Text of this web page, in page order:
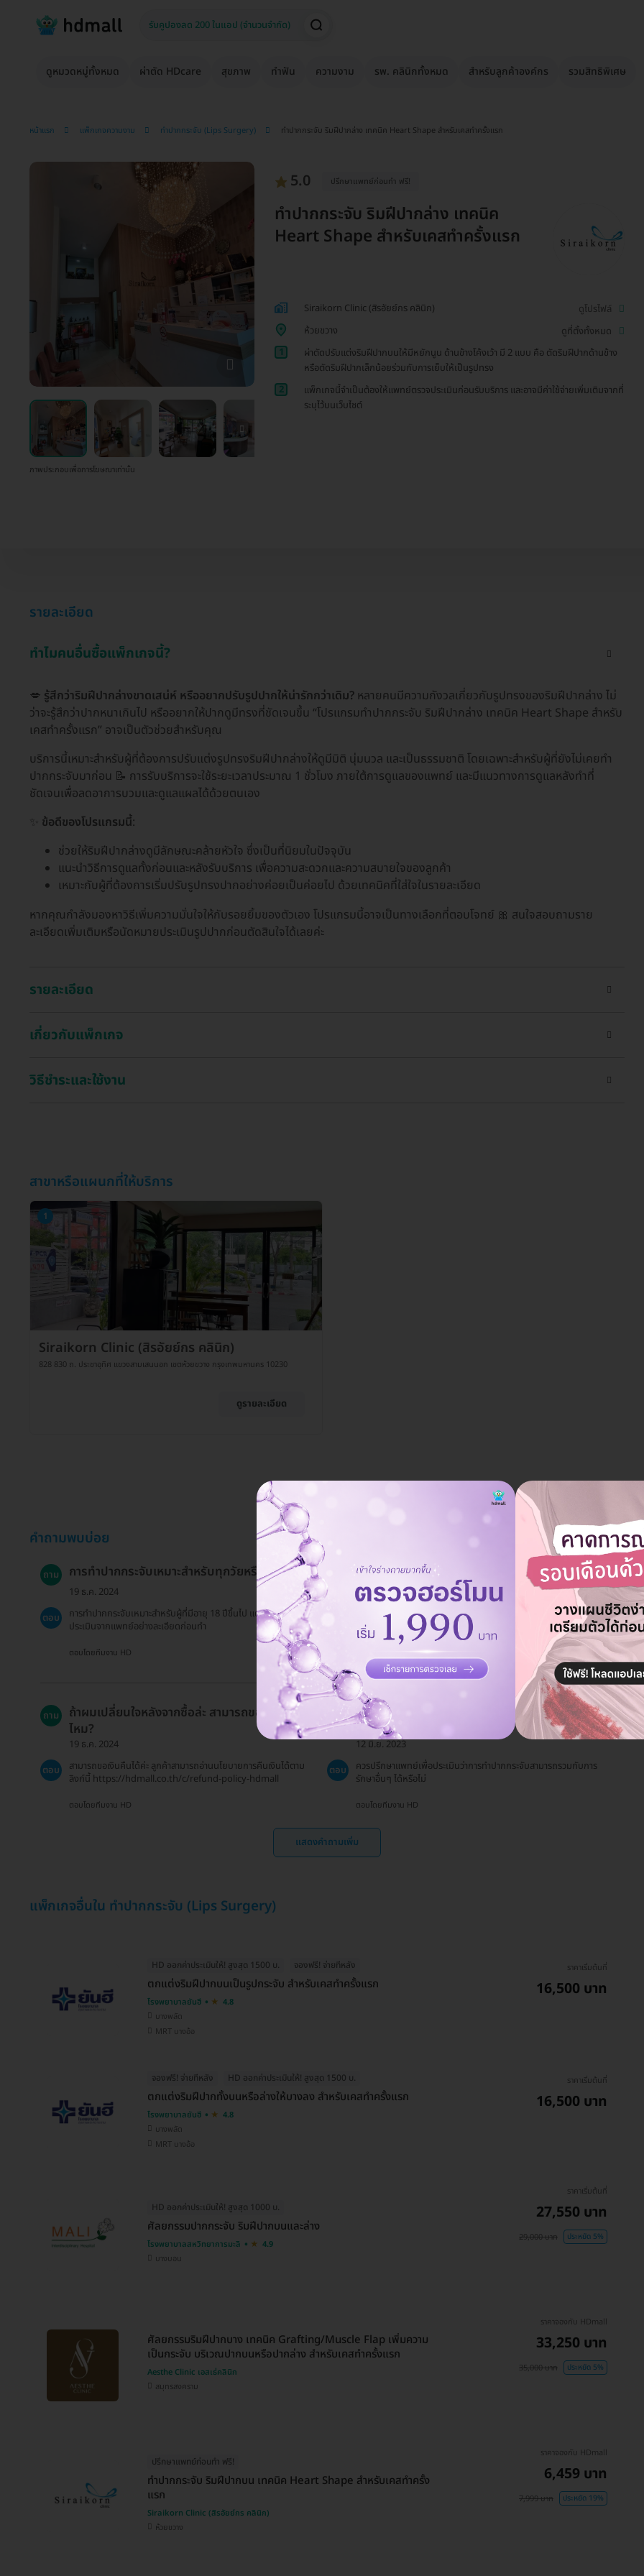
ดูหมวดหมู่ทั้งหมด ผ่าตัด HDcare สุขภาพ ทำฟัน ความงาม รพ. คลินิกทั้งหมด สำหรับลูกค้าองค์กร รวมสิทธิพิเศษ
หน้าแรก แพ็กเกจความงาม ทำปากกระจับ (Lips Surgery) ทำปากกระจับ ริมฝีปากล่าง เทคนิค Heart Shape สำหรับเคสทำครั้งแรก
ภาพประกอบเพื่อการโฆษณาเท่านั้น
5.0 ปรึกษาแพทย์ก่อนทำ ฟรี!
ทำปากกระจับ ริมฝีปากล่าง เทคนิค
Heart Shape สำหรับเคสทำครั้งแรก
Siraikorn Clinic (สิรอัยย์กร คลินิก)
ดูโปรไฟล์
ห้วยขวาง
ดูที่ตั้งทั้งหมด
1
ผ่าตัดปรับแต่งริมฝีปากบนให้มีหยักนูน ด้านข้างโค้งเว้า มี 2 แบบ คือ ตัดริมฝีปากด้านข้าง
หรือตัดริมฝีปากเล็กน้อยร่วมกับการเย็บให้เป็นรูปทรง
2
แพ็กเกจนี้จำเป็นต้องให้แพทย์ตรวจประเมินก่อนรับบริการ และอาจมีค่าใช้จ่ายเพิ่มเติมจากที่
ระบุไว้บนเว็บไซต์
รายละเอียด
ทำไมคนอื่นซื้อแพ็กเกจนี้?
💋 รู้สึกว่าริมฝีปากล่างขาดเสน่ห์ หรืออยากปรับรูปปากให้น่ารักกว่าเดิม? หลายคนมีความกังวลเกี่ยวกับรูปทรงของริมฝีปากล่าง ไม่
ว่าจะรู้สึกว่าปากหนาเกินไป หรืออยากให้ปากดูมีทรงที่ชัดเจนขึ้น “โปรแกรมทำปากกระจับ ริมฝีปากล่าง เทคนิค Heart Shape สำหรับ
เคสทำครั้งแรก” อาจเป็นตัวช่วยสำหรับคุณ
บริการนี้เหมาะสำหรับผู้ที่ต้องการปรับแต่งรูปทรงริมฝีปากล่างให้ดูมีมิติ นุ่มนวล และเป็นธรรมชาติ โดยเฉพาะสำหรับผู้ที่ยังไม่เคยทำ
ปากกระจับมาก่อน 📝 การรับบริการจะใช้ระยะเวลาประมาณ 1 ชั่วโมง ภายใต้การดูแลของแพทย์ และมีแนวทางการดูแลหลังทำที่
ชัดเจนเพื่อลดอาการบวมและดูแลแผลได้ด้วยตนเอง
ข้อดีของโปรแกรมนี้:
ช่วยให้ริมฝีปากล่างดูมีลักษณะคล้ายหัวใจ ซึ่งเป็นที่นิยมในปัจจุบัน
แนะนำวิธีการดูแลทั้งก่อนและหลังรับบริการ เพื่อความสะดวกและความสบายใจของลูกค้า
เหมาะกับผู้ที่ต้องการเริ่มปรับรูปทรงปากอย่างค่อยเป็นค่อยไป ด้วยเทคนิคที่ใส่ใจในรายละเอียด
หากคุณกำลังมองหาวิธีเพิ่มความมั่นใจให้กับรอยยิ้มของตัวเอง โปรแกรมนี้อาจเป็นทางเลือกที่ตอบโจทย์ 🎀 สนใจสอบถามราย
ละเอียดเพิ่มเติมหรือนัดหมายประเมินรูปปากก่อนตัดสินใจได้เลยค่ะ
รายละเอียด
เกี่ยวกับแพ็กเกจ
วิธีชำระและใช้งาน
สาขาหรือแผนกที่ให้บริการ
1
Siraikorn Clinic (สิรอัยย์กร คลินิก)
828 830 ถ. ประชาอุทิศ แขวงสามเสนนอก เขตห้วยขวาง กรุงเทพมหานคร 10230
ดูรายละเอียด
คำถามพบบ่อย
ถาม การทำปากกระจับเหมาะสำหรับทุกวัยหรือไม่?
19 ธ.ค. 2024
ตอบ
การทำปากกระจับเหมาะสำหรับผู้ที่มีอายุ 18 ปีขึ้นไป แต่ควรมีการ
ประเมินจากแพทย์อย่างละเอียดก่อนทำ
ตอบโดยทีมงาน HD
ควรเตรียมตัวอย่างไรสำหรับการทำปากกระจับ?
06 ก.พ. 2023
ควรหลีกเลี่ยงการใช้ยาที่ทำให้เลือดหยุดยาก และควรปรึกษาแพทย์
เกี่ยวกับการใช้ยาประจำตัว โดยเฉพาะยาต้านการแข็งตัวของเลือด
ตอบโดยทีมงาน HD
ถาม
ถ้าผมเปลี่ยนใจหลังจากซื้อล่ะ สามารถขอเงินคืนได้
ไหม?
19 ธ.ค. 2024
ตอบ
สามารถขอเงินคืนได้ค่ะ ลูกค้าสามารถอ่านนโยบายการคืนเงินได้ตาม
ลิงก์นี้ https://hdmall.co.th/c/refund-policy-hdmall
ตอบโดยทีมงาน HD
ถาม
การทำปากกระจับสามารถรวมกับการรักษาอื่นๆ ได้
หรือไม่?
12 มิ.ย. 2023
ตอบ
ควรปรึกษาแพทย์เพื่อประเมินว่าการทำปากกระจับสามารถรวมกับการ
รักษาอื่นๆ ได้หรือไม่
ตอบโดยทีมงาน HD
แสดงคำถามเพิ่ม
แพ็กเกจอื่นใน ทำปากกระจับ (Lips Surgery)
HD ออกค่าประเมินให้! สูงสุด 1500 บ. จองฟรี! จ่ายทีหลัง
ตกแต่งริมฝีปากบนเป็นรูปกระจับ สำหรับเคสทำครั้งแรก
โรงพยาบาลยันฮี
4.8
บางพลัด
MRT บางอ้อ
ราคาเริ่มต้นที่
16,500 บาท
จองฟรี! จ่ายทีหลัง HD ออกค่าประเมินให้! สูงสุด 1500 บ.
ตกแต่งริมฝีปากทั้งบนหรือล่างให้บางลง สำหรับเคสทำครั้งแรก
โรงพยาบาลยันฮี
4.8
บางพลัด
MRT บางอ้อ
ราคาเริ่มต้นที่
16,500 บาท
HD ออกค่าประเมินให้! สูงสุด 1000 บ.
ศัลยกรรมปากกระจับ ริมฝีปากบนและล่าง
โรงพยาบาลสหวิทยาการมะลิ
4.9
บางบอน
ราคาเริ่มต้นที่
27,550 บาท
29,000 บาท ประหยัด 5%
ศัลยกรรมริมฝีปากบาง เทคนิค Grafting/Muscle Flap เพิ่มความ
เป็นกระจับ บริเวณปากบนหรือปากล่าง สำหรับเคสทำครั้งแรก
Aesthe Clinic เอสเธ่คลินิก
สมุทรสงคราม
ราคาจองกับ HDmall
33,250 บาท
35,000 บาท ประหยัด 5%
ปรึกษาแพทย์ก่อนทำ ฟรี!
ทำปากกระจับ ริมฝีปากบน เทคนิค Heart Shape สำหรับเคสทำครั้ง
แรก
Siraikorn Clinic (สิรอัยย์กร คลินิก)
ห้วยขวาง
ราคาจองกับ HDmall
6,459 บาท
7,999 บาท ประหยัด 19%